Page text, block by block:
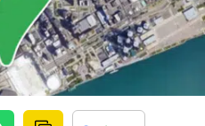
Çankırı
Çorum
Denizli
Diyarbakır